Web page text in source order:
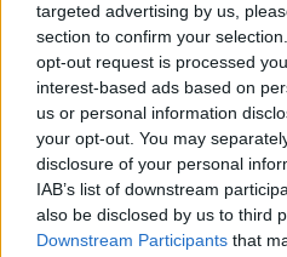
targeted advertising by us,
section to confirm your
opt-out request is processed
interest-based ads based on
us or personal information
your opt-out. You may
disclosure of your personal
IAB’s list of downstream
also be disclosed by us to third
Downstream Participants that
Φιλιππίδης: «Δεν
έναρξη της δίκης για
Τι αναφέρει ο
Τι λέει ο συνήγορος του για το
καταθέσει, μετά την έναρξη
για την κατάσταση της
παραστεί στο δικαστήριο ο